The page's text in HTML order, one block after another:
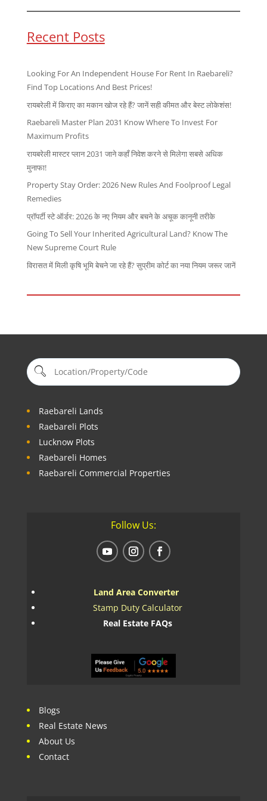
Recent Posts
Looking For An Independent House For Rent In Raebareli?
Find Top Locations And Best Prices!
रायबरेली में किराए का मकान खोज रहे हैं? जानें सही कीमत और बेस्ट लोकेशंस!
Raebareli Master Plan 2031 Know Where To Invest For
Maximum Profits
रायबरेली मास्टर प्लान 2031 जाने कहाँ निवेश करने से मिलेगा सबसे अधिक
मुनाफा!
Property Stay Order: 2026 New Rules And Foolproof Legal
Remedies
प्रॉपर्टी स्टे ऑर्डर: 2026 के नए नियम और बचने के अचूक कानूनी तरीके
Going To Sell Your Inherited Agricultural Land? Know The
New Supreme Court Rule
विरासत में मिली कृषि भूमि बेचने जा रहे हैं? सुप्रीम कोर्ट का नया नियम जरूर जानें
Raebareli Lands
Raebareli Plots
Lucknow Plots
Raebareli Homes
Raebareli Commercial Properties
Follow Us:
Land Area Converter
Stamp Duty Calculator
Real Estate FAQs
Blogs
Real Estate News
About Us
Contact